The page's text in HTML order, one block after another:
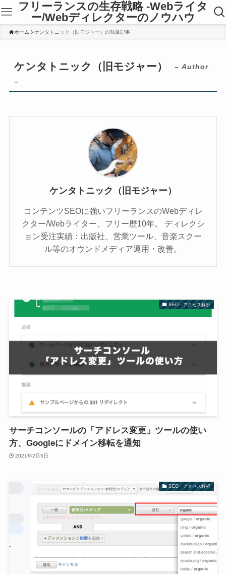
フリーランスの生存戦略 -Webライタ
ー/Webディレクターのノウハウ
ホーム ケンタトニック（旧モジャー）の執筆記事
ケンタトニック（旧モジャー）
– Author
–
ケンタトニック（旧モジャー）
コンテンツSEOに強いフリーランスのWebディレ
クター/Webライター、フリー歴10年。 ディレクシ
ョン受注実績：出版社、営業ツール、音楽スクー
ル等のオウンドメディア運用・改善。
SEO・アクセス解析
サーチコンソールの「アドレス変更」ツールの使い
方、Googleにドメイン移転を通知
2021年2月5日
SEO・アクセス解析